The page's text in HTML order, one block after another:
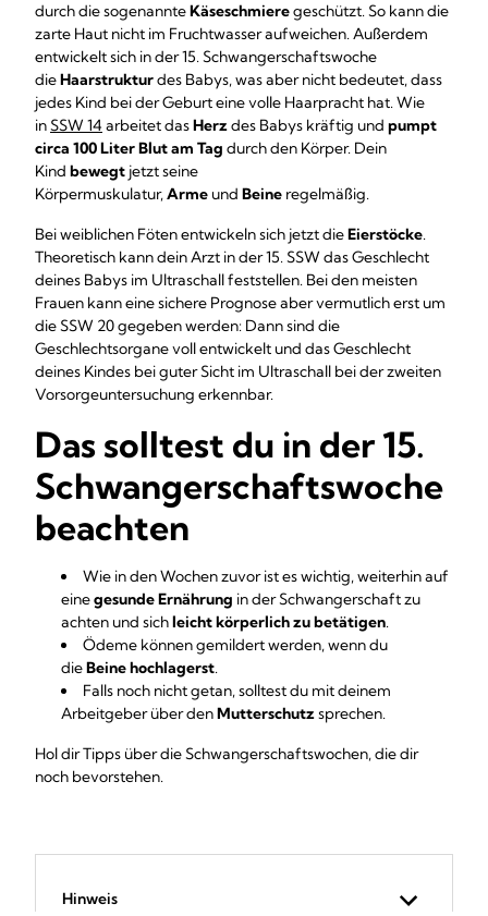
durch die sogenannteKäseschmieregeschützt. So kann die
zarte Haut nicht im Fruchtwasser aufweichen. Außerdem
entwickelt sich in der 15. Schwangerschaftswoche
dieHaarstrukturdes Babys, was aber nicht bedeutet, dass
jedes Kind bei der Geburt eine volle Haarpracht hat. Wie
inSSW 14 arbeitet dasHerzdes Babys kräftig und pumpt
circa 100 Liter Blut am Tag durch den Körper. Dein
Kind bewegt jetzt seine
Körpermuskulatur,Arme und Beine regelmäßig.
Bei weiblichen Föten entwickeln sich jetzt dieEierstöcke.
Theoretisch kann dein Arzt in der 15. SSW das Geschlecht
deines Babys im Ultraschall feststellen. Bei den meisten
Frauen kann eine sichere Prognose aber vermutlich erst um
die SSW 20 gegeben werden: Dann sind die
Geschlechtsorgane voll entwickelt und das Geschlecht
deines Kindes bei guter Sicht im Ultraschall bei der zweiten
Vorsorgeuntersuchung erkennbar.
Das solltest du in der 15.
Schwangerschaftswoche
beachten
Wie in den Wochen zuvor ist es wichtig, weiterhin auf
einegesunde Ernährung in der Schwangerschaft zu
achten und sichleicht körperlich zu betätigen.
Ödeme können gemildert werden, wenn du
dieBeine hochlagerst.
Falls noch nicht getan, solltest du mit deinem
Arbeitgeber über denMutterschutzsprechen.
Hol dir Tipps über die Schwangerschaftswochen, die dir
noch bevorstehen.
Hinweis